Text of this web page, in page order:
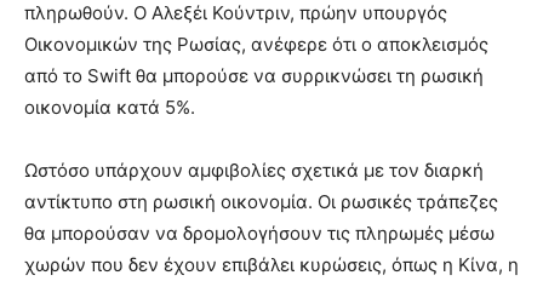
πληρωθούν. Ο Αλεξέι Κούντριν, πρώην υπουργός
Οικονομικών της Ρωσίας, ανέφερε ότι ο αποκλεισμός
από το Swift θα μπορούσε να συρρικνώσει τη ρωσική
οικονομία κατά 5%.
Ωστόσο υπάρχουν αμφιβολίες σχετικά με τον διαρκή
αντίκτυπο στη ρωσική οικονομία. Οι ρωσικές τράπεζες
θα μπορούσαν να δρομολογήσουν τις πληρωμές μέσω
χωρών που δεν έχουν επιβάλει κυρώσεις, όπως η Κίνα, η